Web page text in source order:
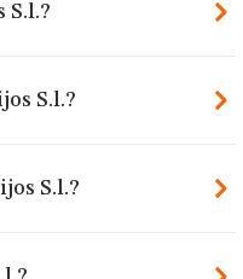
S.l.?
S.l.?
S.l.?